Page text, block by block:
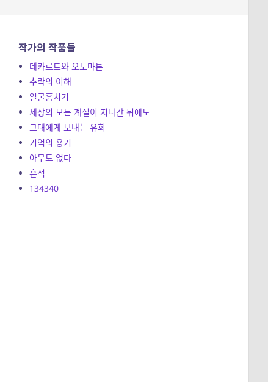
작가의 작품들
데카르트와 오토마톤
추락의 이해
얼굴훔치기
세상의 모든 계절이 지나간 뒤에도
그대에게 보내는 유희
기억의 용기
아무도 없다
흔적
134340